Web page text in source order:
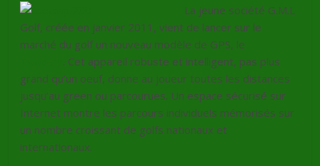
La jeune société G.M.L
Golf, créée en janvier 2011, vient de lancer sur le
marché du golf un nouveau modèle de GPS, le
. Cet appareil robuste et intelligent, pas plus
grand qu’un oeuf, donne au joueur toutes les distances
jusqu’au green ou parcourues. Un espace sécurisé sur
Internet montre les parcours individuels mémorisés sur
un nombre croissant de golfs nationaux et
internationaux.